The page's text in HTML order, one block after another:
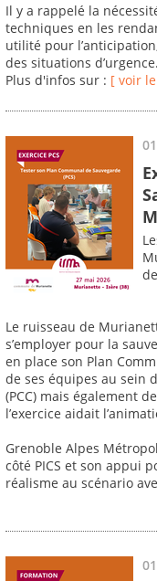
Il y a rappelé la
techniques en les
utilité pour
des situations d’urgence.
Plus d'infos sur : [ voir
Le ruisseau de
s’employer pour la
en place son Plan
de ses équipes au sein
(PCC) mais également
l’exercice aidait
Grenoble Alpes
côté PICS et son appui
réalisme au scénario